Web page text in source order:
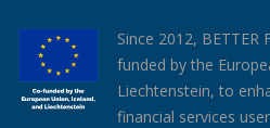
Since 2012, BETTER
funded by the
Liechtenstein, to
financial services